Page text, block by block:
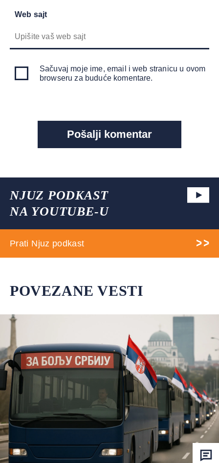
Web sajt
Sačuvaj moje ime, email i web stranicu u ovom
browseru za buduće komentare.
NJUZ PODKAST
NA YOUTUBE-U
Prati Njuz podkast
POVEZANE VESTI